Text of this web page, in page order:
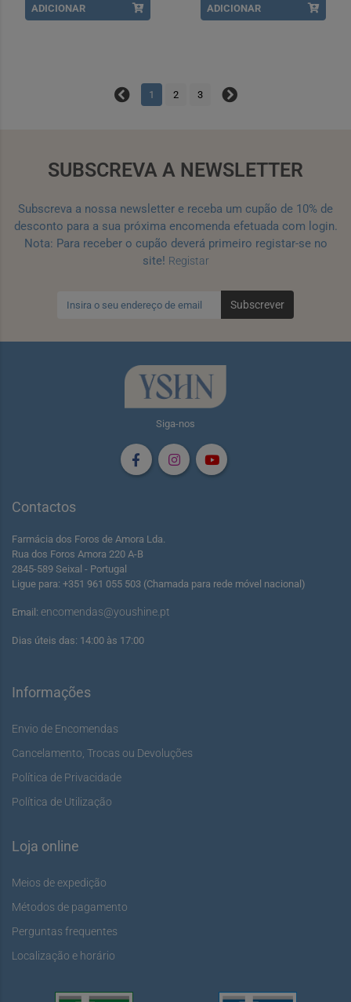
ADICIONAR ADICIONAR
1 2 3
SUBSCREVA A NEWSLETTER
Subscreva a nossa newsletter e receba um cupão de 10% de
desconto para a sua próxima encomenda efetuada com login.
Nota: Para receber o cupão deverá primeiro registar-se no
site! Registar
Subscrever
Siga-nos
Contactos
Farmácia dos Foros de Amora Lda.
Rua dos Foros Amora 220 A-B
2845-589 Seixal - Portugal
Ligue para: +351 961 055 503 (Chamada para rede móvel nacional)
Email: encomendas@youshine.pt
Dias úteis das: 14:00 às 17:00
Informações
Envio de Encomendas
Cancelamento, Trocas ou Devoluções
Política de Privacidade
Política de Utilização
Loja online
Meios de expedição
Métodos de pagamento
Perguntas frequentes
Localização e horário